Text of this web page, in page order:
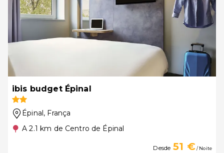
ibis budget Épinal
Épinal, França
A 2.1 km de Centro de Épinal
Desde 51 €/ Noite